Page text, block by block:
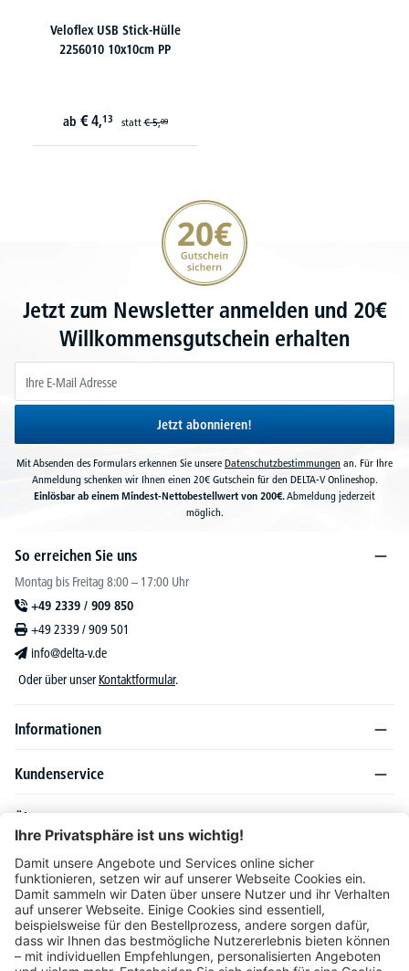
Veloflex USB Stick-Hülle
2256010 10x10cm PP
ab € 4,13 statt€ 5,09
20€ Gutschein sichern
Jetzt zum Newsletter anmelden und 20€
Willkommensgutschein erhalten
Jetzt abonnieren!
Mit Absenden des Formulars erkennen Sie unsere Datenschutzbestimmungen an. Für Ihre
Anmeldung schenken wir Ihnen einen 20€ Gutschein für den DELTA-V Onlineshop.
Einlösbar ab einem Mindest-Nettobestellwert von 200€.Abmeldung jederzeit
möglich.
So erreichen Sie uns
Montag bis Freitag 8:00 – 17:00 Uhr
+49 2339 / 909 850
+49 2339 / 909 501
info@delta-v.de
Oder über unser Kontaktformular.
Informationen
Kundenservice
Über DELTA-V
Produktsortiment
Ratgeber
Folgen Sie uns auch auf